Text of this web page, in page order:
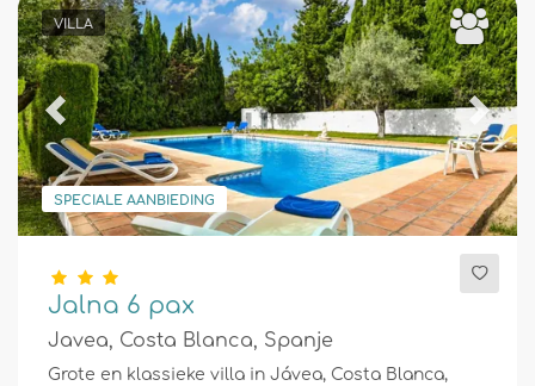
VILLA
SPECIALE AANBIEDING
Previous Next
Jalna 6 pax
Javea, Costa Blanca, Spanje
Grote en klassieke villa in Jávea, Costa Blanca,